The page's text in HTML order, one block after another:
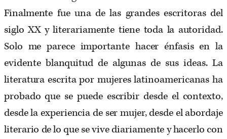
Finalmente fue una de las grandes escritoras del
siglo XX y literariamente tiene toda la autoridad.
Solo me parece importante hacer énfasis en la
evidente blanquitud de algunas de sus ideas. La
literatura escrita por mujeres latinoamericanas ha
probado que se puede escribir desde el contexto,
desde la experiencia de ser mujer, desde el abordaje
literario de lo que se vive diariamente y hacerlo con